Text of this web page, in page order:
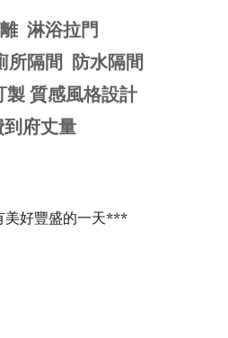
淋浴拉門
所隔間 防水隔間
製 質感風格設計
到府丈量
好豐盛的一天***